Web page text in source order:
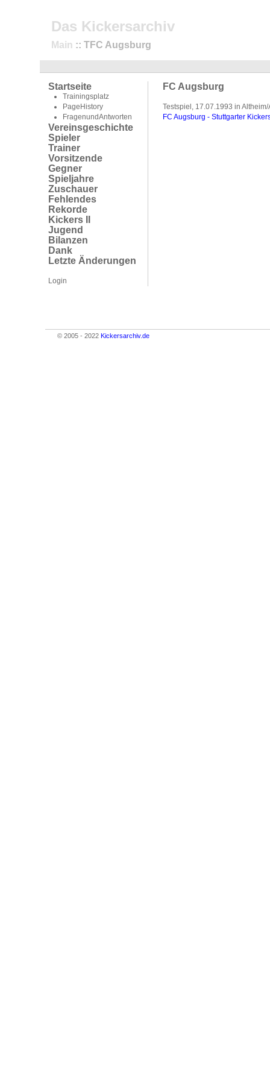
Das Kickersarchiv
Main :: TFC Augsburg
Startseite
Trainingsplatz
PageHistory
FragenundAntworten
Vereinsgeschichte
Spieler
Trainer
Vorsitzende
Gegner
Spieljahre
Zuschauer
Fehlendes
Rekorde
Kickers II
Jugend
Bilanzen
Dank
Letzte Änderungen
Login
FC Augsburg
Testspiel, 17.07.1993 in Altheim/
FC Augsburg - Stuttgarter
© 2005 - 2022 Kickersarchiv.de